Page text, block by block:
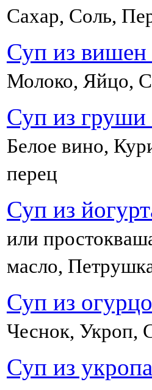
Сахар, Соль,
Суп из вишен
Молоко, Яйцо,
Суп из
Белое вино,
перец
Суп из
или
масло,
Суп из
Чеснок, Укроп,
Суп из